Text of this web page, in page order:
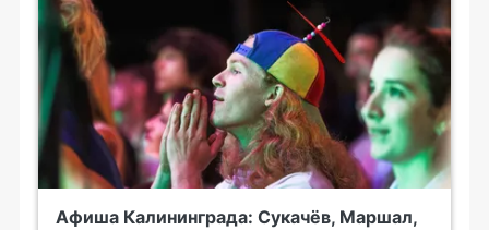
Афиша Калининграда: Сукачёв, Маршал,